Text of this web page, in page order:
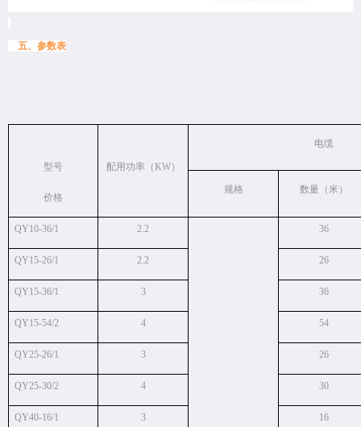
五、参数表
型号
价格
配用功率（KW）
电缆
规格 数量（米）
QY10-36/1 2.2 36
QY15-26/1 2.2 26
QY15-36/1 3 36
QY15-54/2 4 54
QY25-26/1 3 26
QY25-30/2 4 30
QY40-16/1 3 16